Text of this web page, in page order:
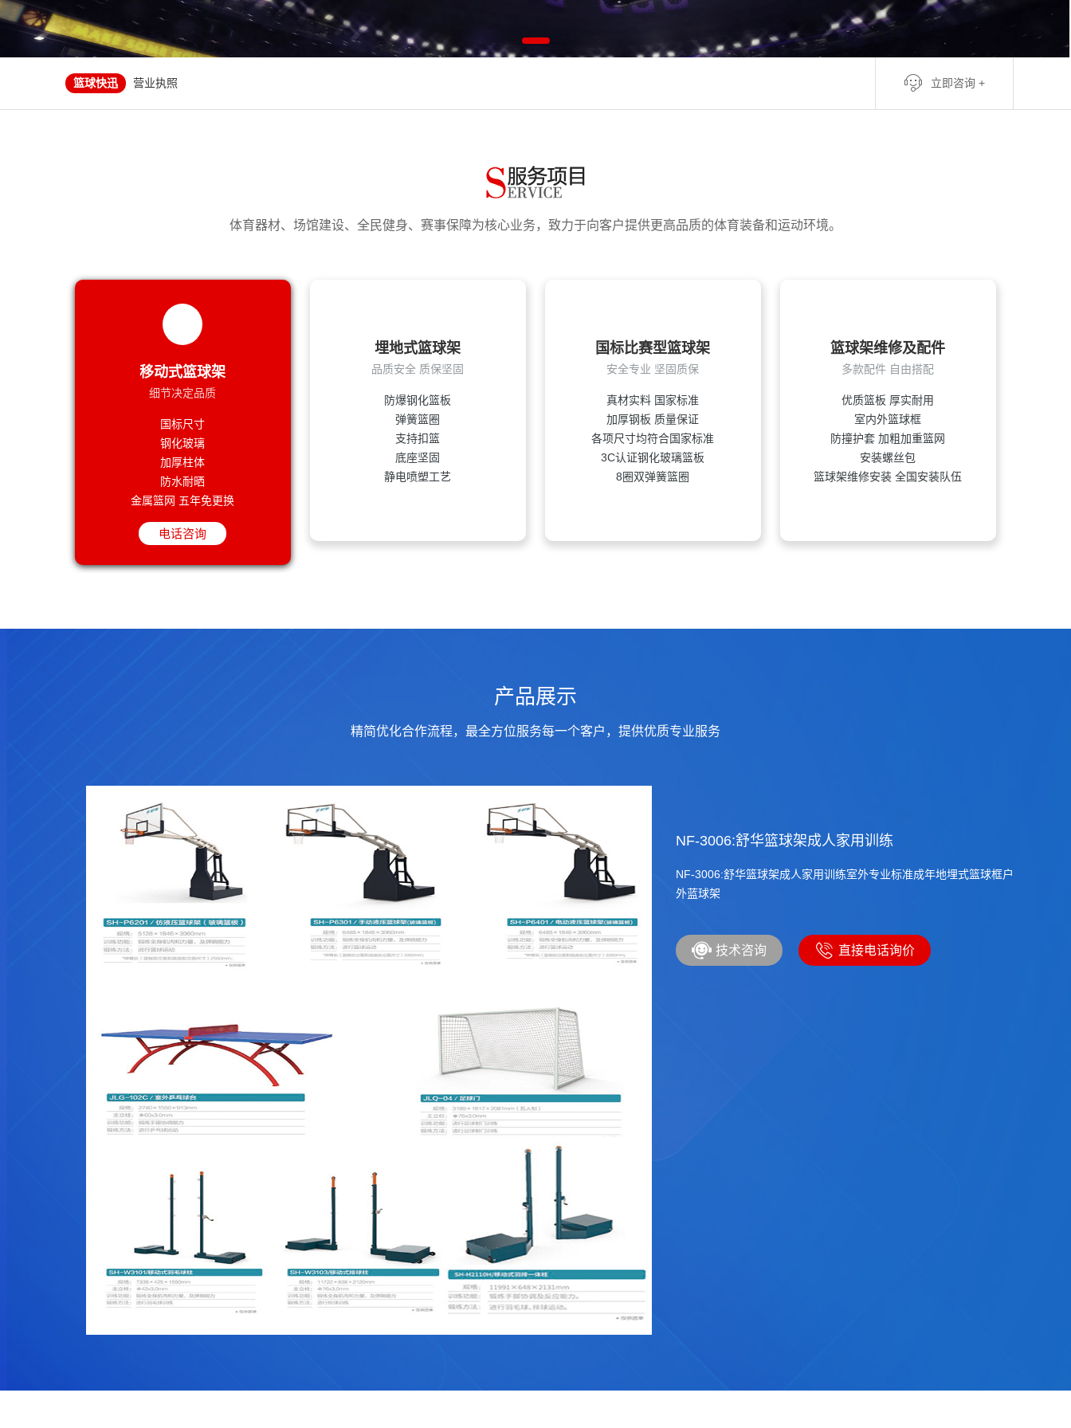
篮球快迅
联系方式
公司简介
营业执照
NF-3003:金陵篮球架户外儿童青少年家用可升降地埋式中小学生篮球架ZXJ-3
NF-3005:金陵篮球架户外成人电动标准可移动式室内篮球架室外款YDJ-2B可定制
NF-4008:篮球架翻新刷漆维修更换架子更换篮板更换篮圈篮球场划线
邻水县教育科技和体育局南城学校等学校设施设备采购项目中标（成交）结果公告
星奥体育 户外篮球架 移动式标准篮球架 固定式篮球架 户外训练篮球架厂家
大庆市萨尔图区教育局翔宇未来学校音乐室、体育室、美术室设备采购竞争性谈判公告
青岛市体育局2022年更新新建项目(市北区、李沧区、崂山区、城阳区)中标公告
星阳 江门篮球架 户外成人标准移动带轮凹箱平箱篮球架厂家 操场篮球架 凹箱篮球架
甘南县文体广电和旅游局健身器材采购结果公告
深圳：“体育+公益”凸显城区温度，龙岗区体育关爱工程火热进行
NF-2006:篮球架成人户外运动可升级娱乐篮球架室外家用地埋款篮球框儿童青少年学校室内篮球架子 地埋升降款篮球架
NF-3001:金陵体育标准成人比赛篮球架室内外移动式单臂篮球架YDJ-2B/11221
NF-4005:比赛篮球框 弹簧篮圈 弹性篮球框 加厚实心篮球框 标准篮球框篮圈
NF-3005:金陵篮球架户外成人电动标准可移动式室内篮球架室外款YDJ-2B可定制
NF-4008:篮球架翻新刷漆维修更换架子更换篮板更换篮圈篮球场划线
NF-3002:金陵体育篮球架可升降青少年儿童室内移动户外家用小孩训练WXJ-1
广西机电设备招标有限公司关于2022年市级为民办实事全民健身路径器材采购（GLZC2022-J1-990572-JDZB）成交结果公告
邻水县教育科技和体育局南城学校等学校设施设备采购项目中标（成交）结果公告
星奥体育 户外篮球架 移动式标准篮球架 固定式篮球架 户外训练篮球架厂家
大庆市萨尔图区教育局翔宇未来学校音乐室、体育室、美术室设备采购竞争性谈判公告
青岛市体育局2022年更新新建项目(市北区、李沧区、崂山区、城阳区)中标公告
星阳 江门篮球架 户外成人标准移动带轮凹箱平箱篮球架厂家 操场篮球架 凹箱篮球架
甘南县文体广电和旅游局健身器材采购结果公告
深圳：“体育+公益”凸显城区温度，龙岗区体育关爱工程火热进行
立即咨询 +
体育器材、场馆建设、全民健身、赛事保障为核心业务，致力于向客户提供更高品质的体育装备和运动环境。
移动式篮球架
细节决定品质
国标尺寸
钢化玻璃
加厚柱体
防水耐晒
金属篮网 五年免更换
电话咨询
埋地式篮球架
品质安全 质保坚固
防爆钢化篮板
弹簧篮圈
支持扣篮
底座坚固
静电喷塑工艺
国标比赛型篮球架
安全专业 坚固质保
真材实料 国家标准
加厚钢板 质量保证
各项尺寸均符合国家标准
3C认证钢化玻璃篮板
8圈双弹簧篮圈
篮球架维修及配件
多款配件 自由搭配
优质篮板 厚实耐用
室内外篮球框
防撞护套 加粗加重篮网
安装螺丝包
篮球架维修安装 全国安装队伍
产品展示
精简优化合作流程，最全方位服务每一个客户，提供优质专业服务
NF-3008:INOEL吉诺尔篮球架成人
NF-3008:INOEL吉诺尔篮球架成人室内标准高档比赛电动升降移动式
篮球架伸臂2.25米
技术咨询 直接电话询价